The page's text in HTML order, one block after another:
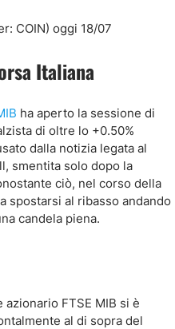
Italiana
ha aperto la sessione di
di oltre lo +0.50%
dalla notizia legata al
smentita solo dopo la
ciò, nel corso della
spostarsi al ribasso andando
candela piena.
azionario FTSE MIB si è
al di sopra del